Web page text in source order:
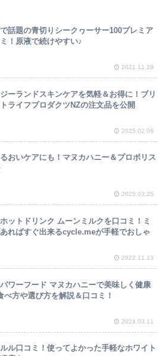
話題の青切りシークヮーサー100プレミア
！原液で続けやすい♪
2021.11.29
ーランドスキンケアを気軽＆お得に！ブリ
ライフプロダクツNZの注文品を公開
2025.02.06
おいケアにも！マヌカハニー＆プロポリス
2025.03.25
ットドリンク ムーンミルクを口コミ！ミ
ればすぐ出来るcycle.meが手軽でおしゃ
2022.11.13
ワーフード マヌカハニーで美味しく健康
べ方や選び方を解説＆口コミ！
2024.03.11
ル口コミ！使ってよかった手軽なホワイト